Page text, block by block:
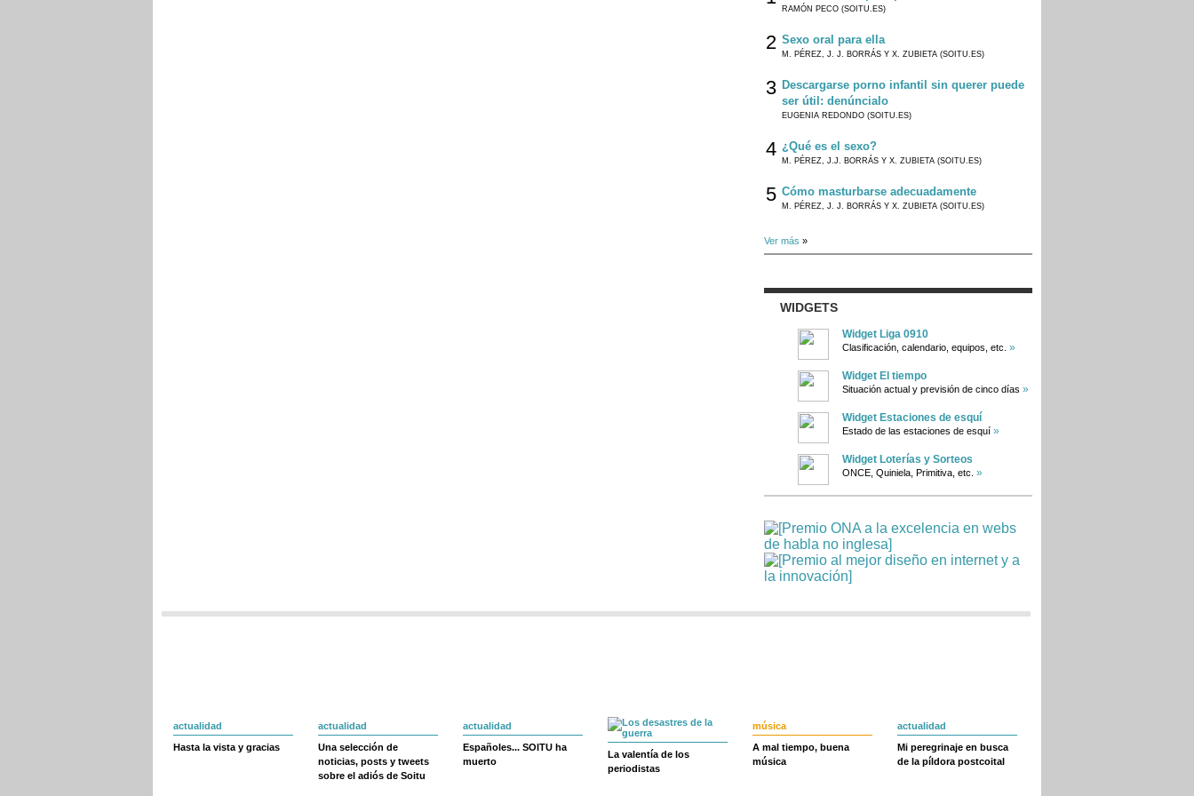
RAMÓN PECO (SOITU.ES)
2 Sexo oral para ella
M. PÉREZ, J. J. BORRÁS Y X. ZUBIETA (SOITU.ES)
3 Descargarse porno infantil sin querer puede
ser útil: denúncialo
EUGENIA REDONDO (SOITU.ES)
4 ¿Qué es el sexo?
M. PÉREZ, J.J. BORRÁS Y X. ZUBIETA (SOITU.ES)
5 Cómo masturbarse adecuadamente
M. PÉREZ, J. J. BORRÁS Y X. ZUBIETA (SOITU.ES)
Ver más »
WIDGETS
Widget Liga 0910
Clasificación, calendario, equipos, etc. »
Widget El tiempo
Situación actual y previsión de cinco días »
Widget Estaciones de esquí
Estado de las estaciones de esquí »
Widget Loterías y Sorteos
ONCE, Quiniela, Primitiva, etc. »
actualidad
Hasta la vista y gracias
actualidad
Una selección de
noticias, posts y tweets
sobre el adiós de Soitu
actualidad
Españoles... SOITU ha
muerto
La valentía de los
periodistas
música
A mal tiempo, buena
música
actualidad
Mi peregrinaje en busca
de la píldora postcoital